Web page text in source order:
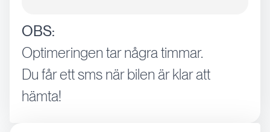
OBS:
Optimeringen tar några timmar.
Du får ett sms när bilen är klar att
hämta!